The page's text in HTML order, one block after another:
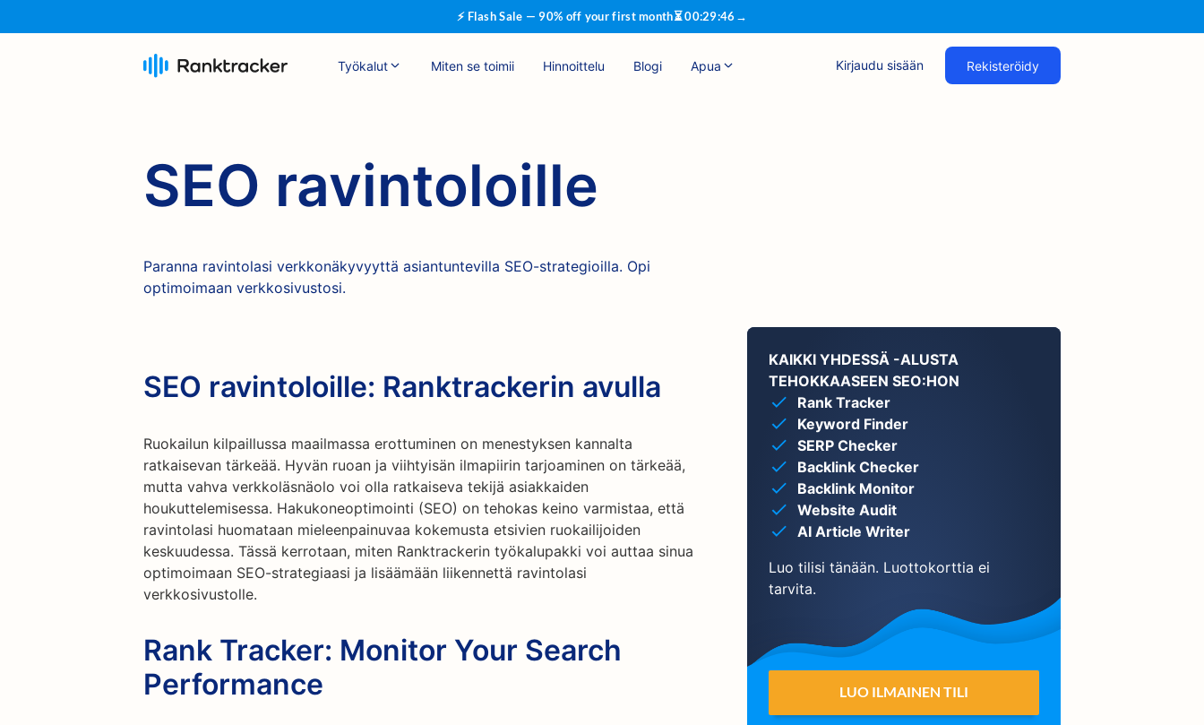
⚡ Flash Sale — 90% off your first month⏳00:29:46 →
Työkalut Miten se toimii Hinnoittelu Blogi Apua Kirjaudu sisään Rekisteröidy
SEO ravintoloille
Paranna ravintolasi verkkonäkyvyyttä asiantuntevilla SEO-strategioilla. Opi
optimoimaan verkkosivustosi.
SEO ravintoloille: Ranktrackerin avulla
Ruokailun kilpaillussa maailmassa erottuminen on menestyksen kannalta
ratkaisevan tärkeää. Hyvän ruoan ja viihtyisän ilmapiirin tarjoaminen on tärkeää,
mutta vahva verkkoläsnäolo voi olla ratkaiseva tekijä asiakkaiden
houkuttelemisessa. Hakukoneoptimointi (SEO) on tehokas keino varmistaa, että
ravintolasi huomataan mieleenpainuvaa kokemusta etsivien ruokailijoiden
keskuudessa. Tässä kerrotaan, miten Ranktrackerin työkalupakki voi auttaa sinua
optimoimaan SEO-strategiaasi ja lisäämään liikennettä ravintolasi
verkkosivustolle.
Rank Tracker: Monitor Your Search
Performance
KAIKKI YHDESSÄ -ALUSTA
TEHOKKAASEEN SEO:HON
Rank Tracker
Keyword Finder
SERP Checker
Backlink Checker
Backlink Monitor
Website Audit
AI Article Writer
Luo tilisi tänään. Luottokorttia ei
tarvita.
LUO ILMAINEN TILI